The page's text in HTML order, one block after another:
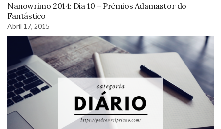
Nanowrimo 2014: Dia 10 – Prémios Adamastor do
Fantástico
Abril 17, 2015